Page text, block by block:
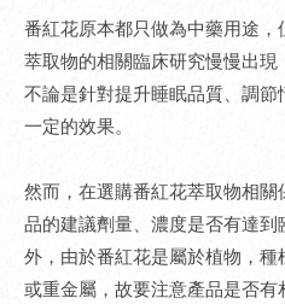
番紅花原本都只做為中藥用途
萃取物的相關臨床研究慢慢出現
不論是針對提升睡眠品質、調
一定的效果。
然而，在選購番紅花萃取物相
品的建議劑量、濃度是否有達
外，由於番紅花是屬於植物，
或重金屬，故要注意產品是否